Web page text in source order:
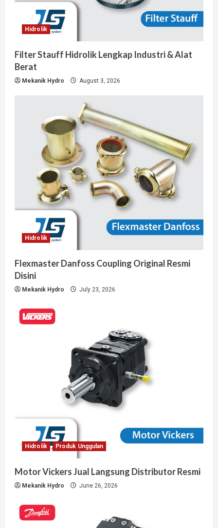
Hidrolik
Filter Stauff Hidrolik Lengkap Industri & Alat
Berat
Mekanik Hydro August 3, 2026
Hidrolik
Flexmaster Danfoss Coupling Original Resmi
Disini
Mekanik Hydro July 23, 2026
Hidrolik Produk Unggulan
Motor Vickers Jual Langsung Distributor Resmi
Mekanik Hydro June 26, 2026